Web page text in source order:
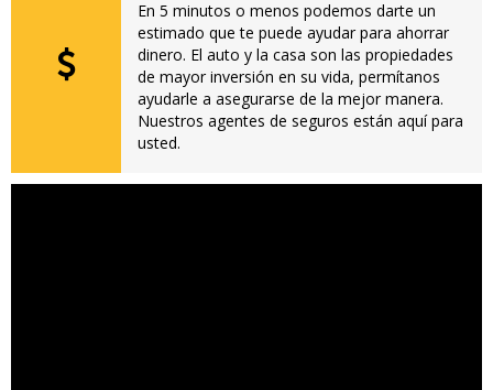
En 5 minutos o menos podemos darte un
estimado que te puede ayudar para ahorrar
dinero. El auto y la casa son las propiedades
de mayor inversión en su vida, permítanos
ayudarle a asegurarse de la mejor manera.
Nuestros agentes de seguros están aquí para
usted.